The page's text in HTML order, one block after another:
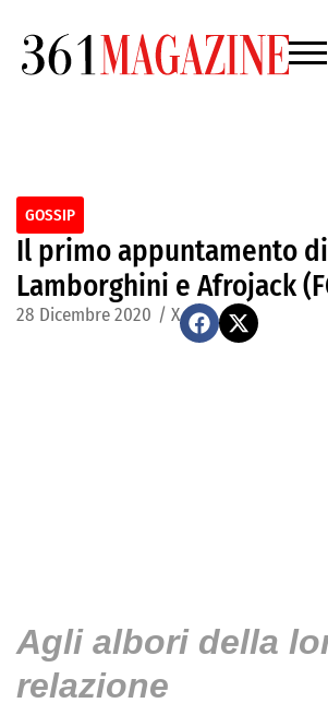
GOSSIP
Il primo appuntamento
Lamborghini e Afrojack
28 Dicembre 2020 / X
Agli albori della
relazione